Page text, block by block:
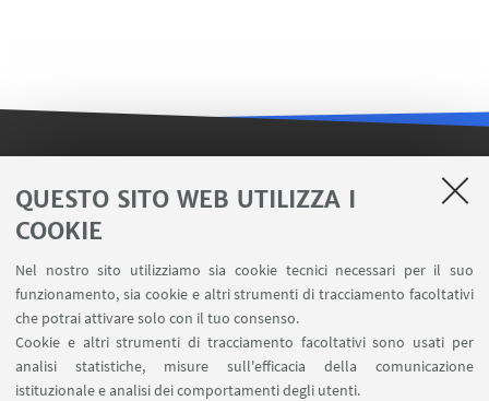
QUESTO SITO WEB UTILIZZA I
COOKIE
Nel nostro sito utilizziamo sia cookie tecnici necessari per il suo
funzionamento, sia cookie e altri strumenti di tracciamento facoltativi
che potrai attivare solo con il tuo consenso.
Cookie e altri strumenti di tracciamento facoltativi sono usati per
analisi statistiche, misure sull'efficacia della comunicazione
istituzionale e analisi dei comportamenti degli utenti.
Contatti
Carta dei servizi
SEGUI IL DIPARTIMENTO SU: